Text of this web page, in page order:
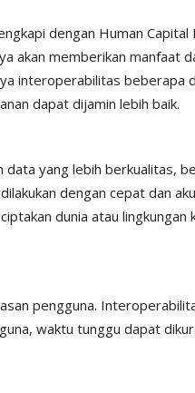
dengan Human
akan memberikan manfaat
interoperabilitas beberapa
dapat dijamin lebih baik.
data yang lebih berkualitas,
dengan cepat dan
dunia atau
pengguna.
waktu tunggu dapat